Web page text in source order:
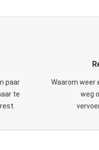
paar
te
Waarom weer
weg